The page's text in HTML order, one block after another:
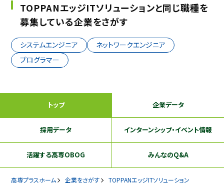
TOPPANエッジITソリューションと同じ職種を
募集している企業をさがす
システムエンジニア
ネットワークエンジニア
プログラマー
トップ 企業データ
採用データ インターンシップ・イベント情報
活躍する高専OBOG みんなのQ&A
高専プラスホーム 企業をさがす TOPPANエッジITソリューション